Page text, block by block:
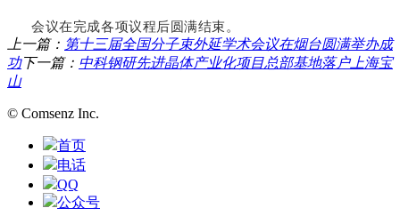
会议在完成各项议程后圆满结束。
上一篇： 第十三届全国分子束外延学术会议在烟台圆满举办成
功下一篇： 中科钢研先进晶体产业化项目总部基地落户上海宝
山
© Comsenz Inc.
首页
电话
QQ
公众号